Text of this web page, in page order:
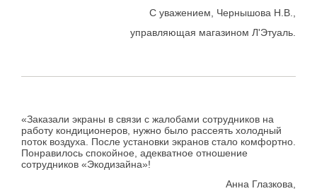
С уважением, Чернышова Н.В.,
управляющая магазином Л'Этуаль.
«Заказали экраны в связи с жалобами сотрудников на
работу кондиционеров, нужно было рассеять холодный
поток воздуха. После установки экранов стало комфортно.
Понравилось спокойное, адекватное отношение
сотрудников «Экодизайна»!
Анна Глазкова,